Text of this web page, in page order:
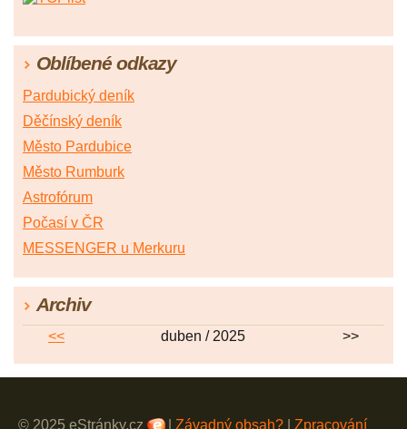
Oblíbené odkazy
Pardubický deník
Děčínský deník
Město Pardubice
Město Rumburk
Astrofórum
Počasí v ČR
MESSENGER u Merkuru
Archiv
<< duben / 2025 >>
© 2025 eStránky.cz Závadný obsah? Zpracování